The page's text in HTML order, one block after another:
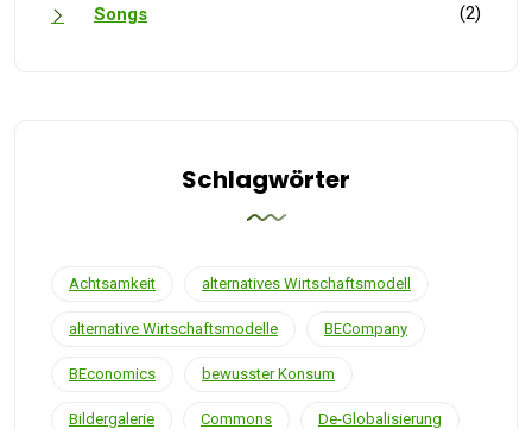
Songs (2)
Schlagwörter
Achtsamkeit alternatives Wirtschaftsmodell
alternative Wirtschaftsmodelle BECompany
BEconomics bewusster Konsum
Bildergalerie Commons De-Globalisierung